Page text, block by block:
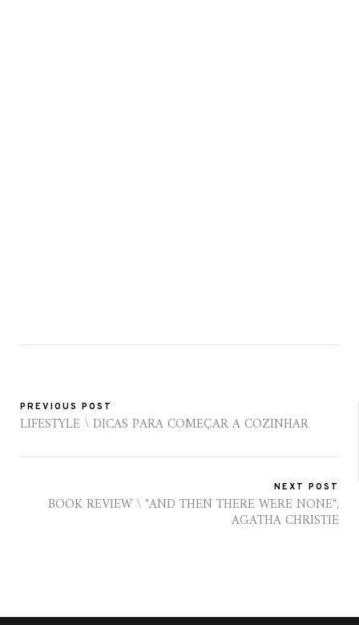
PREVIOUS POST
LIFESTYLE \ DICAS PARA COMEÇAR A COZINHAR
NEXT POST
BOOK REVIEW \ "AND THEN THERE WERE NONE",
AGATHA CHRISTIE